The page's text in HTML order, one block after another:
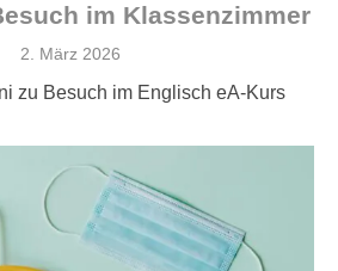
im Klassenzimmer
Veröffentlicht
2. März 2026
zu Besuch im Englisch eA-Kurs